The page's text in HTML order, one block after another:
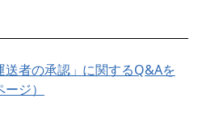
送者の承認」に関するQ&Aを
ジ）